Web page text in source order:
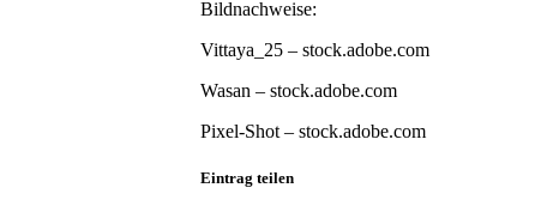
Bildnachweise:
Vittaya_25 – stock.adobe.com
Wasan – stock.adobe.com
Pixel-Shot – stock.adobe.com
Eintrag teilen